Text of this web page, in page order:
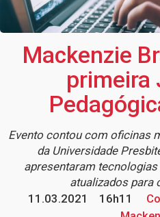
Mackenzie
primeira
Evento contou com oficinas
da Universidade
apresentaram
atualizados para
11.03.2021
16h11